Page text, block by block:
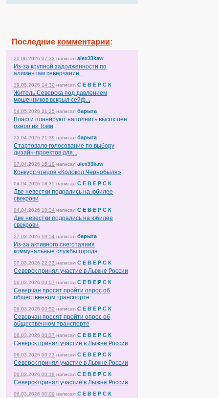
Последние комментарии:
20.06.2026 07:33 написал alex33kaw
Из-за крупной задолженности по
алиментам северчанин...
19.05.2026 14:30 написал С Е В Е Р С К
Житель Северска под давлением
мошенников вскрыл сейф...
04.05.2026 21:25 написал барыга
Власти планируют наполнить высохшее
озеро из Томи
23.04.2026 21:39 написал барыга
Стартовало голосование по выбору
дизайн-проектов для...
07.04.2026 15:18 написал alex33kaw
Конкурс чтецов «Колокол Чернобыля»
04.04.2026 18:35 написал С Е В Е Р С К
Две невестки подрались на юбилее
свекрови
04.04.2026 18:34 написал С Е В Е Р С К
Две невестки подрались на юбилее
свекрови
27.03.2026 19:54 написал барыга
Из-за активного снеготаяния
коммунальные службы города...
07.03.2026 22:33 написал С Е В Е Р С К
Северск принял участие в Лыжне России
06.03.2026 00:57 написал С Е В Е Р С К
Северчан просят пройти опрос об
общественном транспорте
06.03.2026 00:52 написал С Е В Е Р С К
Северчан просят пройти опрос об
общественном транспорте
06.03.2026 00:37 написал С Е В Е Р С К
Северск принял участие в Лыжне России
06.03.2026 00:23 написал С Е В Е Р С К
Северск принял участие в Лыжне России
06.03.2026 00:18 написал С Е В Е Р С К
Северск принял участие в Лыжне России
06.03.2026 00:09 написал С Е В Е Р С К